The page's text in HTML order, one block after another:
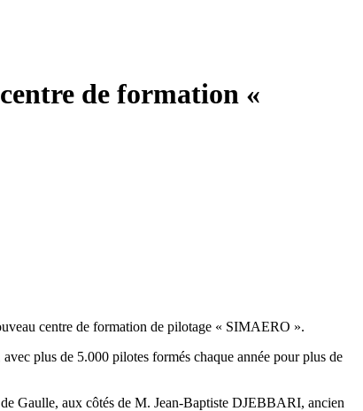
de formation «
centre de formation de pilotage « SIMAERO ».
plus de 5.000 pilotes formés chaque année pour plus de
Gaulle, aux côtés de M. Jean-Baptiste DJEBBARI, ancien